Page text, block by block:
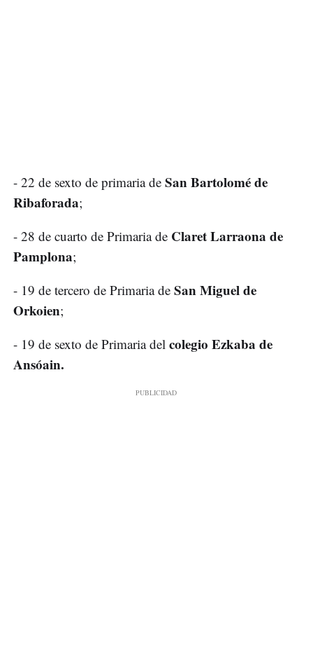
- 22 de sexto de primaria de San Bartolomé de
Ribaforada;
- 28 de cuarto de Primaria de Claret Larraona de
Pamplona;
- 19 de tercero de Primaria de San Miguel de
Orkoien;
- 19 de sexto de Primaria del colegio Ezkaba de
Ansóain.